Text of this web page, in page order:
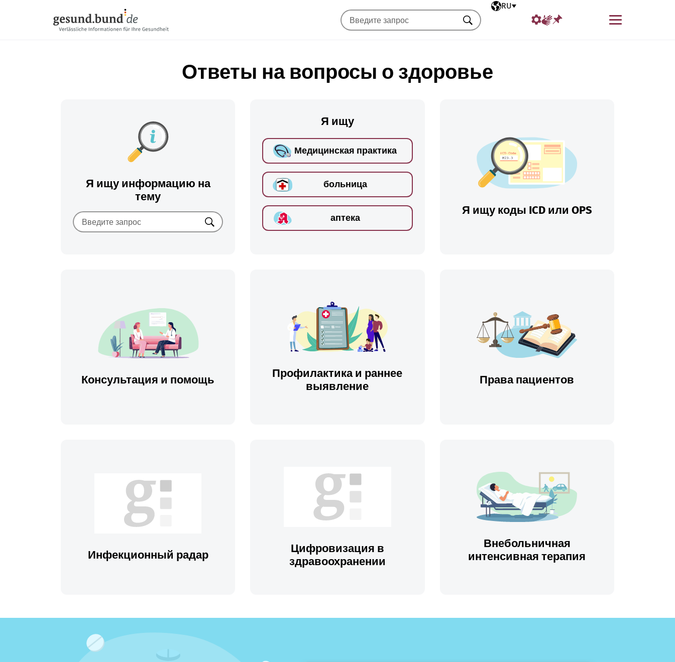
Выбранный язык
RU
Меню
Искать
Ответы на вопросы о здоровье
Я ищу информацию на
тему
Искать
Я ищу
Медицинская практика
больница
аптека
Я ищу коды ICD или OPS
Консультация и помощь
Профилактика и раннее
выявление
Права пациентов
Инфекционный радар
Цифровизация в
здравоохранении
Внебольничная
интенсивная терапия